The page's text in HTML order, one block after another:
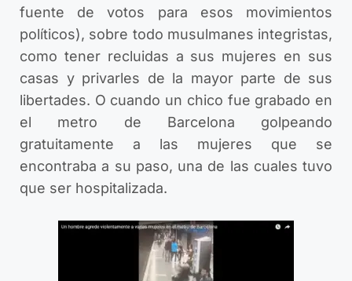
fuente de votos para esos movimientos
políticos), sobre todo musulmanes integristas,
como tener recluidas a sus mujeres en sus
casas y privarles de la mayor parte de sus
libertades. O cuando un chico fue grabado en
el metro de Barcelona golpeando
gratuitamente a las mujeres que se
encontraba a su paso, una de las cuales tuvo
que ser hospitalizada.